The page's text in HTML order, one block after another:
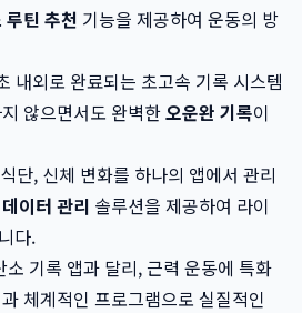
루틴 추천 기능을 제공하여 운동의 방
내외로 완료되는 초고속 기록 시스템
않으면서도 완벽한오운완 기록이
단, 신체 변화를 하나의 앱에서 관리
이터 관리 솔루션을 제공하여 라이
다.
소 기록 앱과 달리, 근력 운동에 특화
체계적인 프로그램으로 실질적인